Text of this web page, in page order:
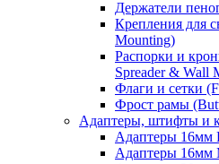
Держатели
Крепления для
Mounting)
Распорки и
Spreader & Wall
Флаги и сетки
Фрост рамы
Адаптеры, штифты и
Адаптеры 16мм
Адаптеры 16мм